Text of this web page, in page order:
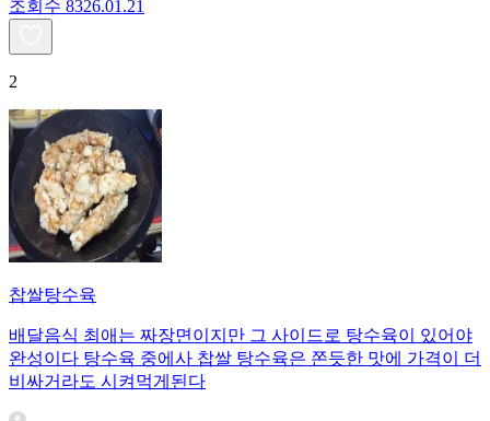
조회수 8326.01.21
2
찹쌀탕수육
배달음식 최애는 짜장면이지만 그 사이드로 탕수육이 있어야
완성이다 탕수육 중에사 찹쌀 탕수육은 쫀듯한 맛에 가격이 더
비싸거라도 시켜먹게된다